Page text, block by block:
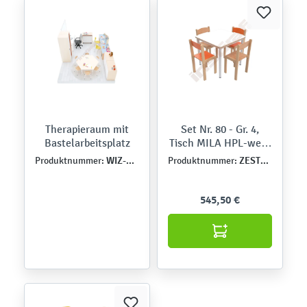
Therapieraum mit
Bastelarbeitsplatz
Produktnummer: WIZ-GAB-MB-0001
Set Nr. 80 - Gr. 4,
Tisch MILA HPL-weiß
70x70 mit Stühlen
Produktnummer: ZEST5406
545,50 €